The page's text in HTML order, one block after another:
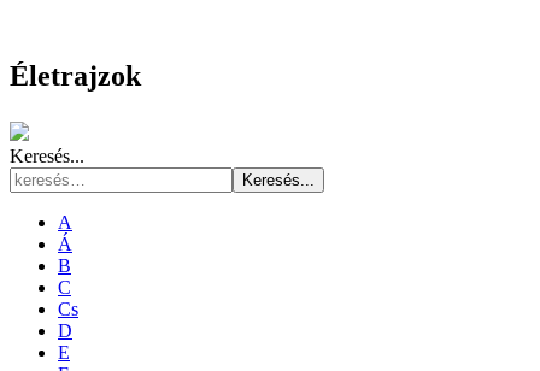
Életrajzok
Keresés...
Keresés...
A
Á
B
C
Cs
D
E